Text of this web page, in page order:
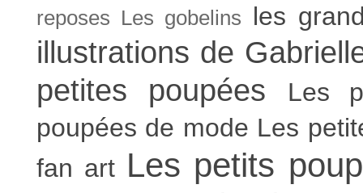
reposes Les gobelins les
illustrations de
petites poupées
Les
poupées de mode Les
fan art Les petits